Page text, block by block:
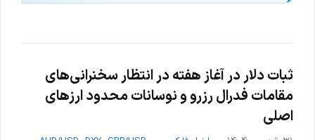
ثبات دلار در آغاز هفته در انتظار سخنرانی‌های
مقامات فدرال رزرو و نوسانات محدود ارزهای
اصلی